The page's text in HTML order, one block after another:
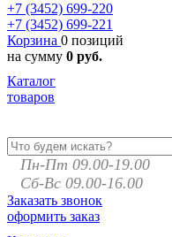
+7 (3452) 699-220
+7 (3452) 699-221
Корзина 0 позиций
на сумму 0 руб.
Каталог
товаров
Пн-Пт 09.00-19.00
Сб-Вс 09.00-16.00
Заказать звонок
оформить заказ